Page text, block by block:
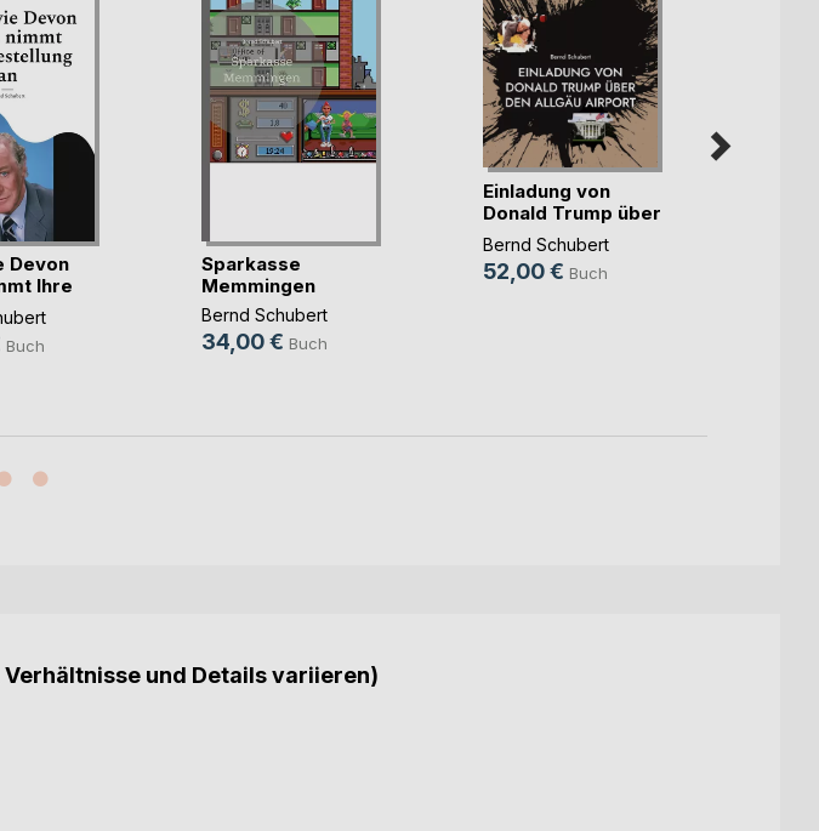
Devon
Ihre
Buch
Sparkasse
Memmingen
Bernd Schubert
34,00 € Buch
Einladung von
Donald Trump über
de(...)
Bernd Schubert
52,00 € Buch
und Details variieren)